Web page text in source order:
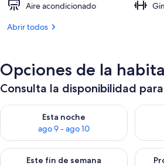
Aire acondicionado
Abrir todos
Opciones de la
Consulta la disponibilidad
Esta noche
ago 9 - ago 10
Consulta la disponibilidad para esta
Este fin de semana
Consulta la disponibilidad para este